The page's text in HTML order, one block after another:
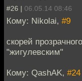
#26 | 06.05.14 08:46
Кому: Nikolai, #9
скорей
"жигулевским"
Кому: QashAK, #24